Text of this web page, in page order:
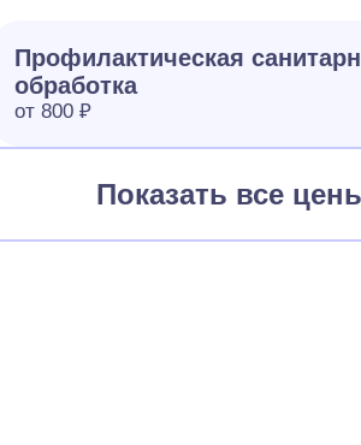
Профилактическая
обработка
от 800 ₽
Показать все